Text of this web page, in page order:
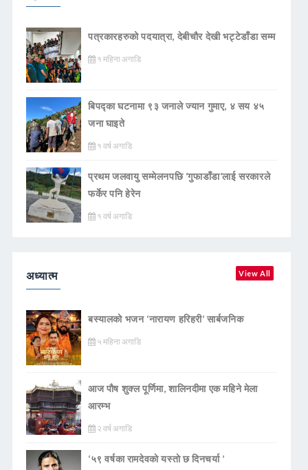
पत्रकारहरुको पदयात्रा, देबीचौर देखी भट्टेडाँडा सम्म
१ महिना अगाडि
बिपद्का घटनामा ९३ जनाले ज्यान गुमाए, ४ सय ४५
जना घाइते
१ वर्ष अगाडि
प्रथम जलवायु सम्मेलनपछि ‘गुफाडाँडा’लाई सरकारले
फर्केर पनि हेरेन
१ वर्ष अगाडि
अध्यात्म View All
बस्यालको भजन ‘नारायण हरिहरी’ सार्बजनिक
५ महिना अगाडि
आज पौष शुक्ल पूर्णिमा, शालिनदीमा एक महिने मेला
आरम्भ
२ वर्ष अगाडि
‘५९ वर्षका रामदेवकाे यस्ताे छ दिनचर्या ’